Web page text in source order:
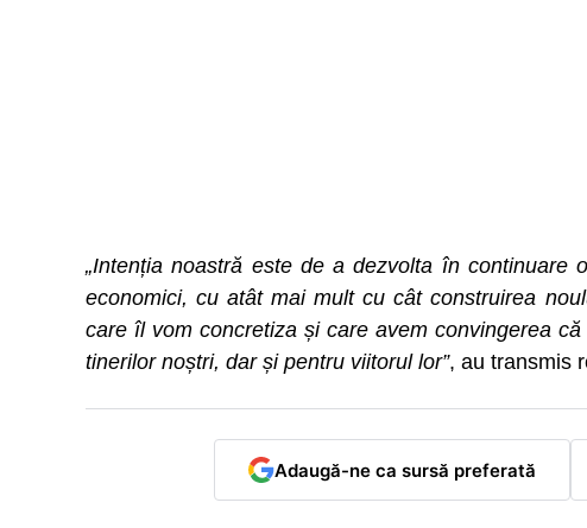
„Intenția noastră este de a dezvolta în continuare
economici, cu atât mai mult cu cât construirea
care îl vom concretiza și care avem convingerea
tinerilor noștri, dar și pentru viitorul lor”, au transmis
Adaugă-ne ca sursă preferată